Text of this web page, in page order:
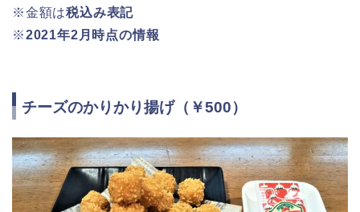
※金額は税込み表記
※2021年2月時点の情報
チーズのかりかり揚げ（￥500）